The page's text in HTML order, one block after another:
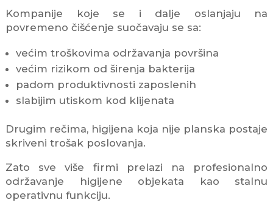
Kompanije koje se i dalje oslanjaju na
povremeno čišćenje suočavaju se sa:
većim troškovima održavanja površina
većim rizikom od širenja bakterija
padom produktivnosti zaposlenih
slabijim utiskom kod klijenata
Drugim rečima, higijena koja nije planska postaje
skriveni trošak poslovanja.
Zato sve više firmi prelazi na profesionalno
održavanje higijene objekata kao stalnu
operativnu funkciju.